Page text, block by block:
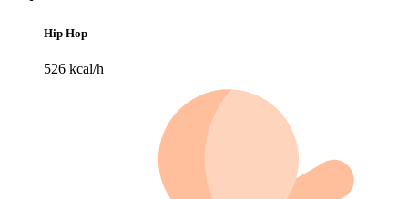
Hip Hop
526 kcal/h